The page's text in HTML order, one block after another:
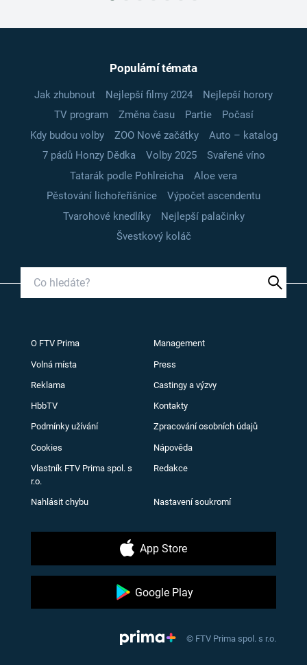
Populární témata
Jak zhubnout Nejlepší filmy 2024
Nejlepší horory
TV program
Změna času Partie
Počasí
Kdy budou volby
ZOO Nové začátky
Auto – katalog
7 pádů Honzy Dědka
Volby 2025
Svařené víno
Tatarák podle Pohlreicha
Aloe vera
Pěstování lichořeřišnice
Výpočet ascendentu
Tvarohové knedlíky
Nejlepší palačinky
Švestkový koláč
O FTV Prima Management
Volná místa Press
Reklama Castingy a výzvy
HbbTV Kontakty
Podmínky užívání Zpracování osobních údajů
Cookies Nápověda
Vlastník FTV Prima spol. s
r.o.
Redakce
Nahlásit chybu Nastavení soukromí
App Store
Google Play
© FTV Prima spol. s r.o.